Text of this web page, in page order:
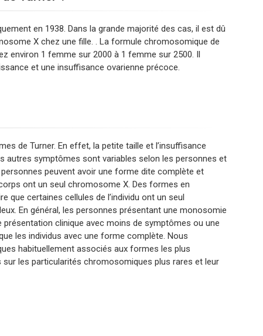
en 1938. Dans la grande majorité des cas, il est dû
X chez une fille. . La formule chromosomique de
environ 1 femme sur 2000 à 1 femme sur 2500. Il
et une insuffisance ovarienne précoce.
de Turner. En effet, la petite taille et l’insuffisance
autres symptômes sont variables selon les personnes et
peuvent avoir une forme dite complète et
ont un seul chromosome X. Des formes en
que certaines cellules de l’individu ont un seul
En général, les personnes présentant une monosomie
clinique avec moins de symptômes ou une
les individus avec une forme complète. Nous
habituellement associés aux formes les plus
les particularités chromosomiques plus rares et leur